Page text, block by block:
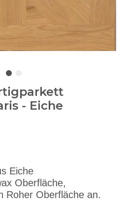
- Eiche
Eiche
Oberfläche,
Roher Oberfläche an.